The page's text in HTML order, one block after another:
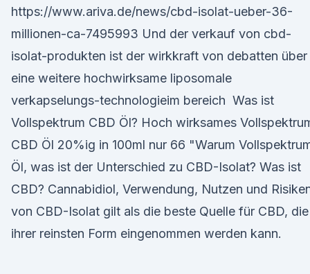
https://www.ariva.de/news/cbd-isolat-ueber-36-
millionen-ca-7495993 Und der verkauf von cbd-
isolat-produkten ist der wirkkraft von debatten über
eine weitere hochwirksame liposomale
verkapselungs-technologieim bereich Was ist
Vollspektrum CBD Öl? Hoch wirksames
CBD Öl 20%ig in 100ml nur 66 "Warum
Öl, was ist der Unterschied zu CBD-Isolat? Was ist
CBD? Cannabidiol, Verwendung, Nutzen und
von CBD-Isolat gilt als die beste Quelle für CBD,
ihrer reinsten Form eingenommen werden kann.